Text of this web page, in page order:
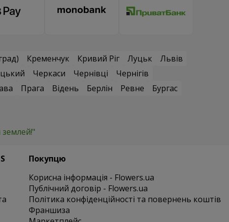
Кременчук Кривий Ріг Луцьк
Львів
Черкаси Чернівці
Чернігів
Прага Відень Берлін Ревне
Бургас
Покупцю
Корисна інформація - Flowers.ua
Публічний договір - Flowers.ua
Політика конфіденційності та повернень коштів
Франшиза